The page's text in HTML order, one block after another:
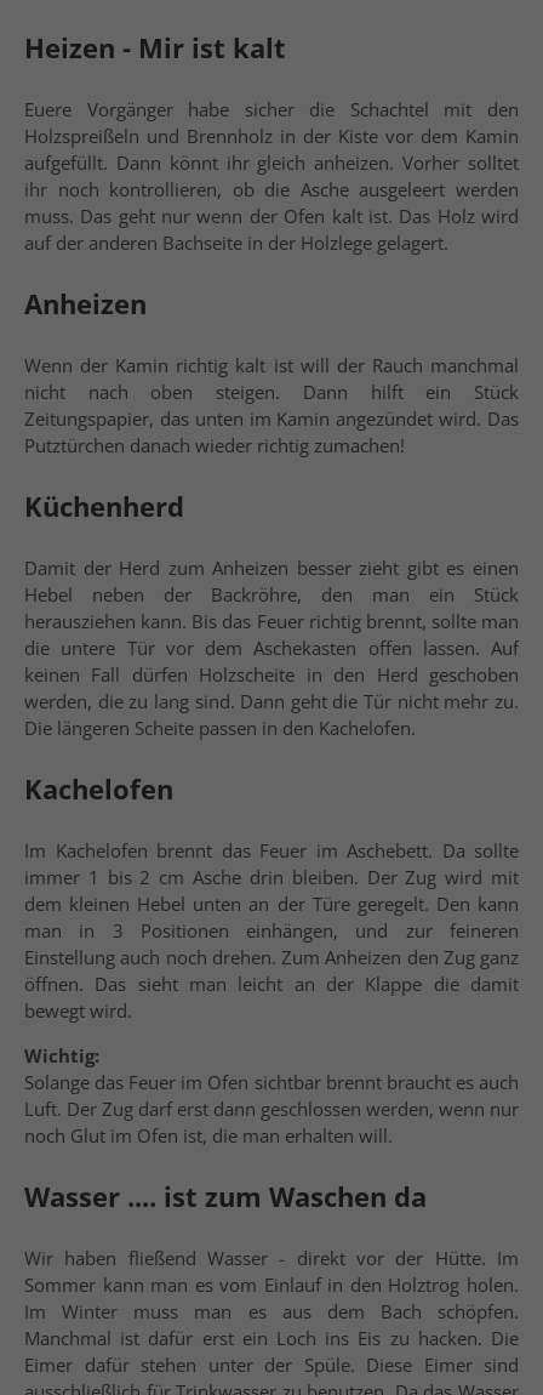
Heizen - Mir ist kalt
Euere Vorgänger habe sicher die Schachtel mit den
Holzspreißeln und Brennholz in der Kiste vor dem Kamin
aufgefüllt. Dann könnt ihr gleich anheizen. Vorher solltet
ihr noch kontrollieren, ob die Asche ausgeleert werden
muss. Das geht nur wenn der Ofen kalt ist. Das Holz wird
auf der anderen Bachseite in der Holzlege gelagert.
Anheizen
Wenn der Kamin richtig kalt ist will der Rauch manchmal
nicht nach oben steigen. Dann hilft ein Stück
Zeitungspapier, das unten im Kamin angezündet wird. Das
Putztürchen danach wieder richtig zumachen!
Küchenherd
Damit der Herd zum Anheizen besser zieht gibt es einen
Hebel neben der Backröhre, den man ein Stück
herausziehen kann. Bis das Feuer richtig brennt, sollte man
die untere Tür vor dem Aschekasten offen lassen. Auf
keinen Fall dürfen Holzscheite in den Herd geschoben
werden, die zu lang sind. Dann geht die Tür nicht mehr zu.
Die längeren Scheite passen in den Kachelofen.
Kachelofen
Im Kachelofen brennt das Feuer im Aschebett. Da sollte
immer 1 bis 2 cm Asche drin bleiben. Der Zug wird mit
dem kleinen Hebel unten an der Türe geregelt. Den kann
man in 3 Positionen einhängen, und zur feineren
Einstellung auch noch drehen. Zum Anheizen den Zug ganz
öffnen. Das sieht man leicht an der Klappe die damit
bewegt wird.
Wichtig:
Solange das Feuer im Ofen sichtbar brennt braucht es auch
Luft. Der Zug darf erst dann geschlossen werden, wenn nur
noch Glut im Ofen ist, die man erhalten will.
Wasser .... ist zum Waschen da
Wir haben fließend Wasser - direkt vor der Hütte. Im
Sommer kann man es vom Einlauf in den Holztrog holen.
Im Winter muss man es aus dem Bach schöpfen.
Manchmal ist dafür erst ein Loch ins Eis zu hacken. Die
Eimer dafür stehen unter der Spüle. Diese Eimer sind